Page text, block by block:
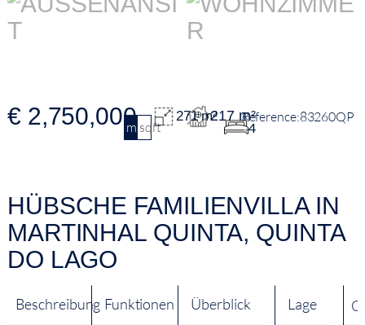
€ 2,750,000m2sqft
271 m²217 m²
4
83260QP
HÜBSCHE FAMILIENVILLA IN
MARTINHAL QUINTA, QUINTA
DO LAGO
Beschreibung Funktionen Überblick Lage